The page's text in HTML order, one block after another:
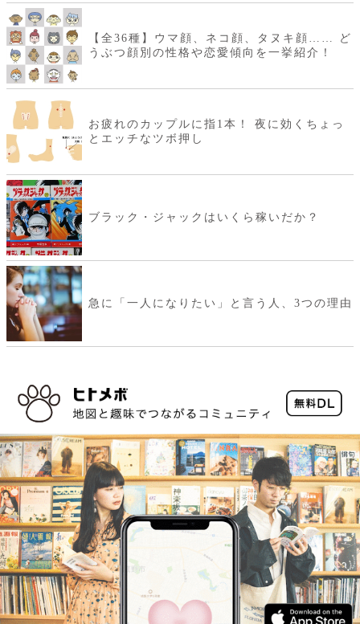
【全36種】ウマ顔、ネコ顔、タヌキ顔…… ど
うぶつ顔別の性格や恋愛傾向を一挙紹介！
お疲れのカップルに指1本！ 夜に効くちょっ
とエッチなツボ押し
ブラック・ジャックはいくら稼いだか？
急に「一人になりたい」と言う人、3つの理由